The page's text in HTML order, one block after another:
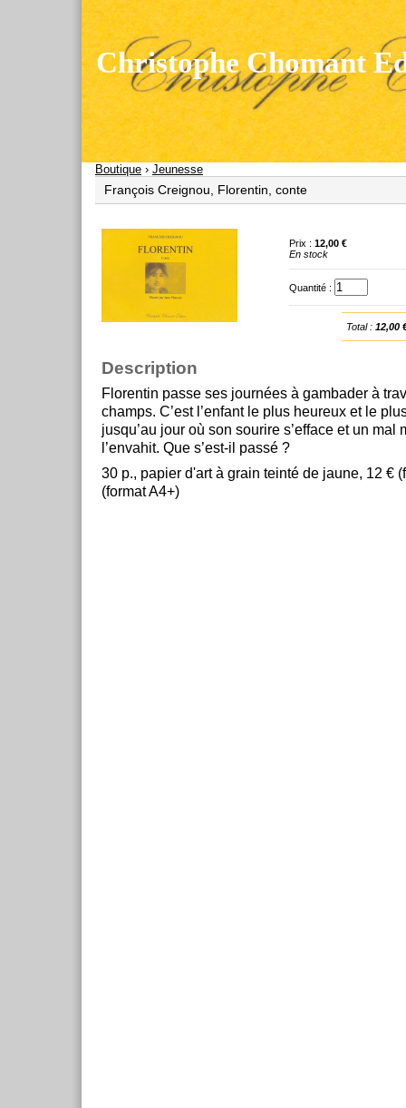
Christophe Chomant
Boutique › Jeunesse
François Creignou, Florentin, conte
Prix : 12,00 €
En stock
Quantité :
Total : 12,00
Description
Florentin passe ses journées à gambader à
champs. C’est l’enfant le plus heureux et le
jusqu’au jour où son sourire s’efface et un mal
l’envahit. Que s’est-il passé ?
30 p., papier d'art à grain teinté de jaune, 12 €
(format A4+)